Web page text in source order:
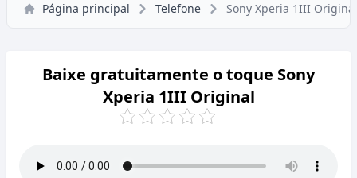
Página principal Telefone Sony Xperia 1III Original
Baixe gratuitamente o toque Sony
Xperia 1III Original